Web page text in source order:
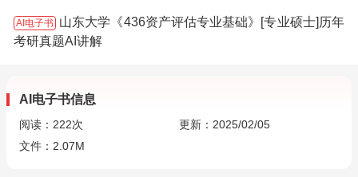
AI电子书 山东大学《436资产评估专业基础》[专业硕士]历年
考研真题AI讲解
AI电子书信息
阅读： 222次
更新：2025/02/05
文件：2.07M